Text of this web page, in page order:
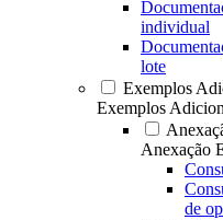
individual
lote
Exemplos
Exemplos
Anexação
de